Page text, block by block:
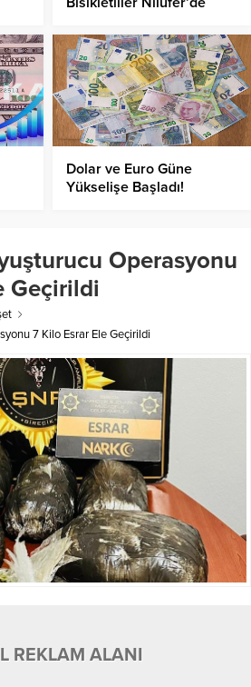
Dolar ve Euro Güne
Yükselişe Başladı!
Operasyonu
Geçirildi
7 Kilo Esrar Ele Geçirildi
REKLAM ALANI